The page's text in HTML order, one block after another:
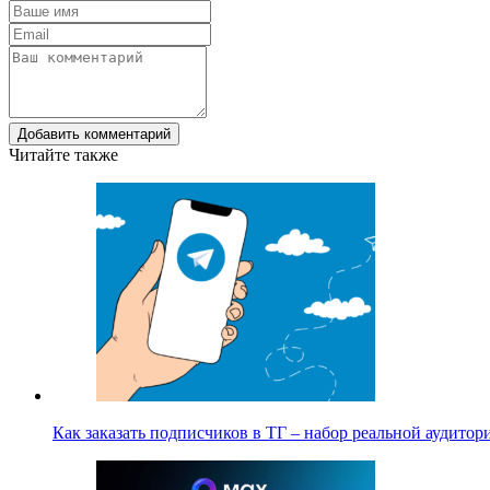
Добавить комментарий
Читайте также
Как заказать подписчиков в ТГ – набор реальной